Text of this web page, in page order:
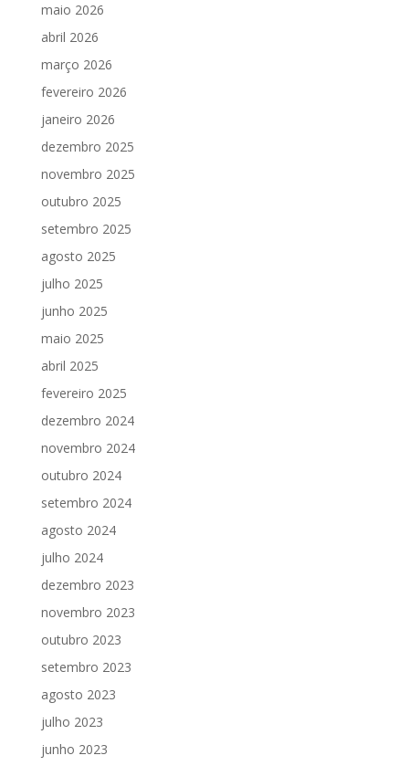
maio 2026
abril 2026
março 2026
fevereiro 2026
janeiro 2026
dezembro 2025
novembro 2025
outubro 2025
setembro 2025
agosto 2025
julho 2025
junho 2025
maio 2025
abril 2025
fevereiro 2025
dezembro 2024
novembro 2024
outubro 2024
setembro 2024
agosto 2024
julho 2024
dezembro 2023
novembro 2023
outubro 2023
setembro 2023
agosto 2023
julho 2023
junho 2023